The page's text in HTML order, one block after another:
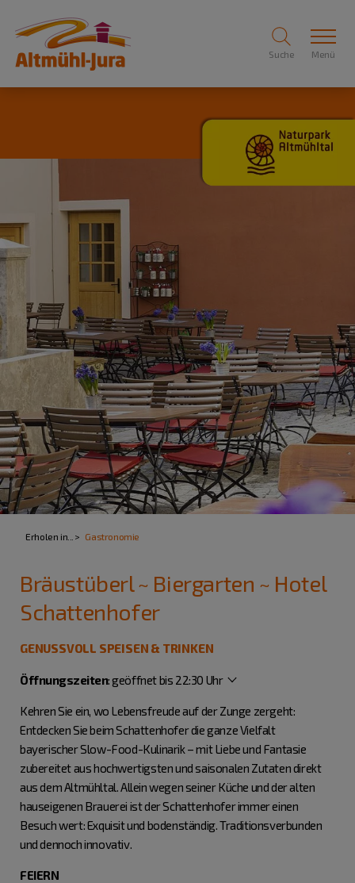
Suche Menü
Erholen in... Gastronomie
Bräustüberl ~ Biergarten ~ Hotel
Schattenhofer
GENUSSVOLL SPEISEN & TRINKEN
Öffnungszeiten:geöffnet bis 22:30 Uhr
Kehren Sie ein, wo Lebensfreude auf der Zunge zergeht:
Entdecken Sie beim Schattenhofer die ganze Vielfalt
bayerischer Slow-Food-Kulinarik – mit Liebe und Fantasie
zubereitet aus hochwertigsten und saisonalen Zutaten direkt
aus dem Altmühltal. Allein wegen seiner Küche und der alten
hauseigenen Brauerei ist der Schattenhofer immer einen
Besuch wert: Exquisit und bodenständig. Traditionsverbunden
und dennoch innovativ.
FEIERN